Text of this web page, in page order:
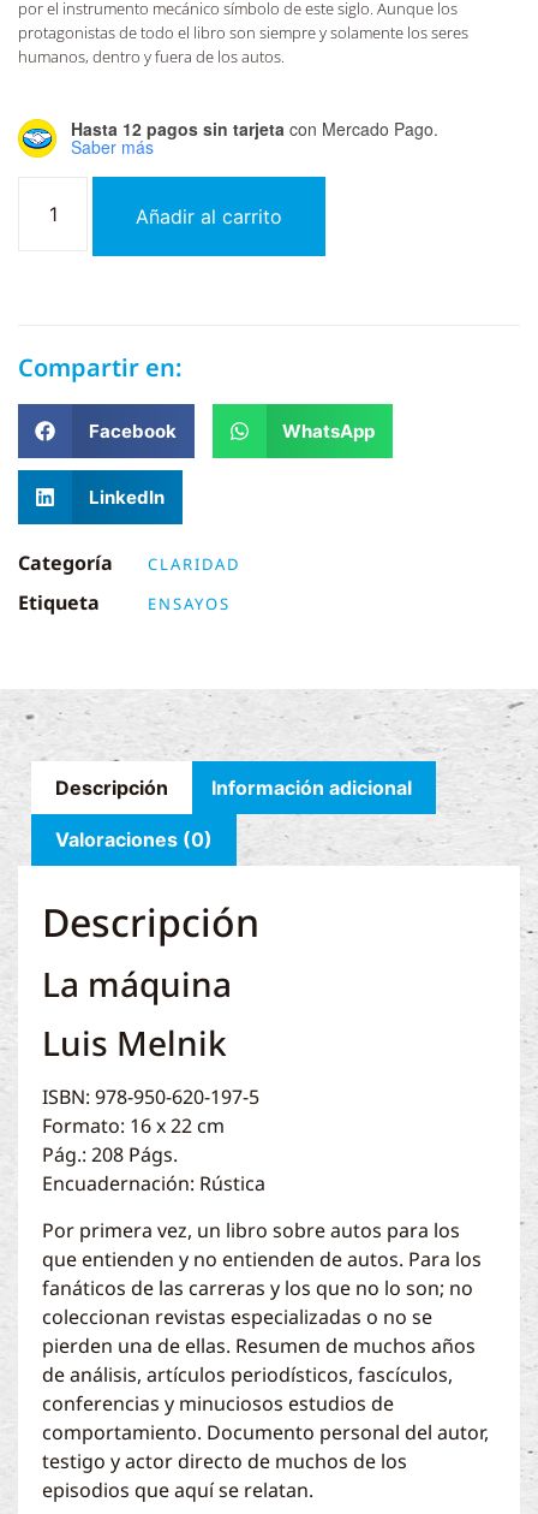
por el instrumento mecánico símbolo de este siglo. Aunque los
protagonistas de todo el libro son siempre y solamente los seres
humanos, dentro y fuera de los autos.
Hasta 12 pagos sin tarjeta con Mercado Pago.
Saber más
Añadir al carrito
Compartir en:
Facebook WhatsApp
LinkedIn
Categoría CLARIDAD
Etiqueta ENSAYOS
Descripción Información adicional
Valoraciones (0)
Descripción
La máquina
Luis Melnik
ISBN: 978-950-620-197-5
Formato: 16 x 22 cm
Pág.: 208 Págs.
Encuadernación: Rústica
Por primera vez, un libro sobre autos para los
que entienden y no entienden de autos. Para los
fanáticos de las carreras y los que no lo son; no
coleccionan revistas especializadas o no se
pierden una de ellas. Resumen de muchos años
de análisis, artículos periodísticos, fascículos,
conferencias y minuciosos estudios de
comportamiento. Documento personal del autor,
testigo y actor directo de muchos de los
episodios que aquí se relatan.